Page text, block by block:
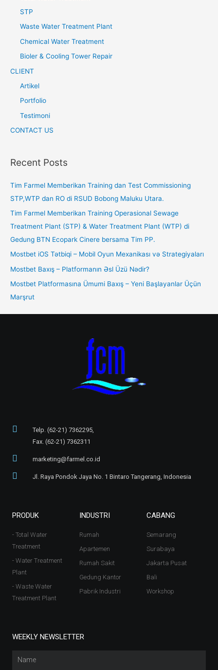
STP
Waste Water Treatment Plant
Chemical Water Treatment
Bioler & Cooling Tower Repair
CLIENT
Artikel
Portfolio
Testimoni
CONTACT US
Recent Posts
Tim Farmel Memberikan Training dan Test Commissioning
STP,WTP dan RO di RSUD Bobong Maluku Utara.
Tim Farmel Memberikan Training Operasional Sewage
Treatment Plant (STP) & Water Treatment Plant (WTP) di
Gedung BTN Ecopark Cinere bersama Tim PP.
Mostbet iOS Tətbiqi – Mobil Oyun Mexanikası və Strategiyaları
Mostbet Baxış – Platformanın Əsl Üzü Nədir?
Mostbet Platformasına Ümumi Baxış – Yeni Başlayanlar Üçün
Marşrut
Telp. (62-21) 7362295,
Fax. (62-21) 7362311
marketing@farmel.co.id
Jl. Raya Pondok Jaya No. 1 Bintaro Tangerang, Indonesia
PRODUK
- Total Water
Treatment
- Water Treatment
Plant
- Waste Water
Treatment Plant
INDUSTRI
Rumah
Apartemen
Rumah Sakit
Gedung Kantor
Pabrik Industri
CABANG
Semarang
Surabaya
Jakarta Pusat
Bali
Workshop
WEEKLY NEWSLETTER